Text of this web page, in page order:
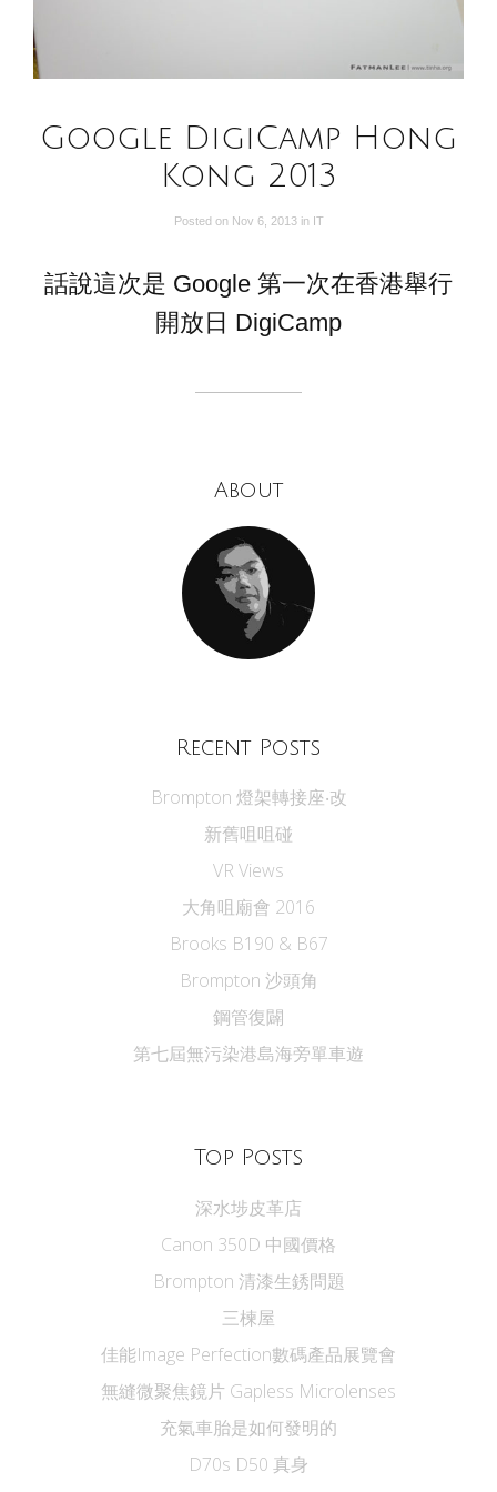
Google DigiCamp Hong
Kong 2013
Posted on Nov 6, 2013 in IT
話說這次是 Google 第一次在香港舉行
開放日 DigiCamp
About
Recent Posts
Brompton 燈架轉接座‧改
新舊咀咀碰
VR Views
大角咀廟會 2016
Brooks B190 & B67
Brompton 沙頭角
鋼管復闢
第七屆無污染港島海旁單車遊
Top Posts
深水埗皮革店
Canon 350D 中國價格
Brompton 清漆生銹問題
三楝屋
佳能Image Perfection數碼產品展覽會
無縫微聚焦鏡片 Gapless Microlenses
充氣車胎是如何發明的
D70s D50 真身